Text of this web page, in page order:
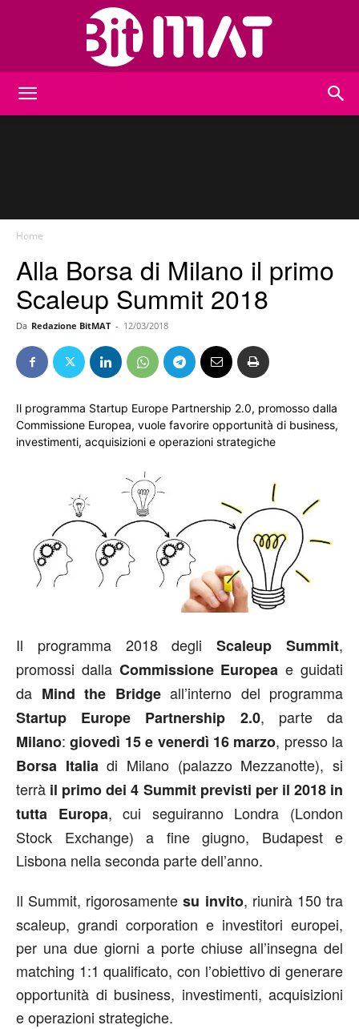
Home
Alla Borsa di Milano il primo
Scaleup Summit 2018
Da Redazione BitMAT - 12/03/2018
Il programma Startup Europe Partnership 2.0, promosso dalla
Commissione Europea, vuole favorire opportunità di business,
investimenti, acquisizioni e operazioni strategiche
Il programma 2018 degliScaleup Summit,
promossi dalla Commissione Europea e guidati
da Mind the Bridgeall’interno del programma
Startup Europe Partnership 2.0, parte da
Milano:giovedì 15 e venerdì 16 marzo, presso la
Borsa Italiadi Milano (palazzo Mezzanotte), si
terrà il primo dei 4 Summit previsti per il 2018 in
tutta Europa, cui seguiranno Londra (London
Stock Exchange) a fine giugno, Budapest e
Lisbona nella seconda parte dell’anno.
Il Summit, rigorosamentesu invito, riunirà 150 tra
scaleup, grandi corporation e investitori europei,
per una due giorni a porte chiuse all’insegna del
matching 1:1 qualificato, con l’obiettivo di generare
opportunità di business, investimenti, acquisizioni
e operazioni strategiche.